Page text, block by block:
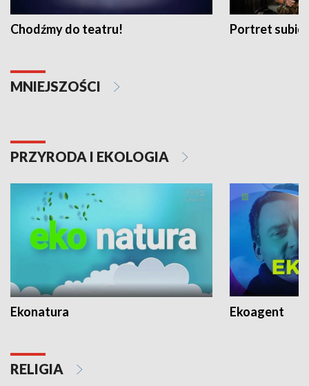
Chodźmy do teatru! Portret
MNIEJSZOŚCI
PRZYRODA I EKOLOGIA
Ekonatura Ekoagent
RELIGIA